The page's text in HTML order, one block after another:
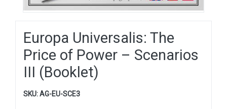
Europa Universalis: The
Price of Power – Scenarios
III (Booklet)
SKU:AG-EU-SCE3